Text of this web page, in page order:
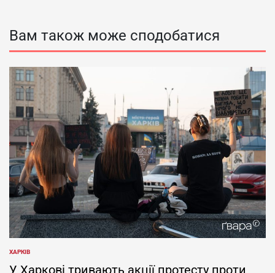
Вам також може сподобатися
ОПУБЛІКУВАТИ
У
ХАРКІВ
У Харкові тривають акції протесту проти